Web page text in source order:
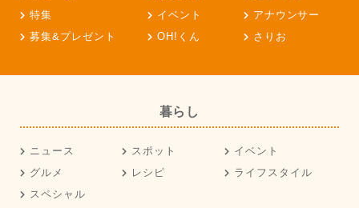
特集
イベント
アナウンサー
募集&プレゼント
OH!くん さりお
暮らし
ニュース スポット
イベント
グルメ
レシピ
ライフスタイル
スペシャル